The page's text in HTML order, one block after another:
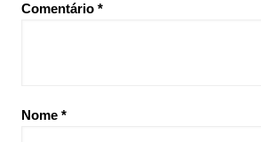
Comentário *
Nome *